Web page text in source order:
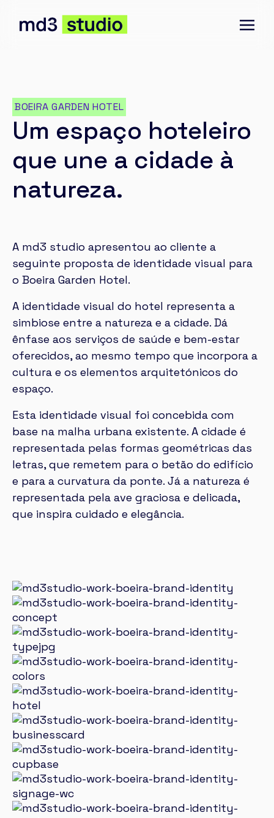
BOEIRA GARDEN HOTEL
Um espaço hoteleiro
que une a cidade à
natureza.
A md3 studio apresentou ao cliente a
seguinte proposta de identidade visual para
o Boeira Garden Hotel.
A identidade visual do hotel representa a
simbiose entre a natureza e a cidade. Dá
ênfase aos serviços de saúde e bem-estar
oferecidos, ao mesmo tempo que incorpora a
cultura e os elementos arquitetónicos do
espaço.
Esta identidade visual foi concebida com
base na malha urbana existente. A cidade é
representada pelas formas geométricas das
letras, que remetem para o betão do edifício
e para a curvatura da ponte. Já a natureza é
representada pela ave graciosa e delicada,
que inspira cuidado e elegância.